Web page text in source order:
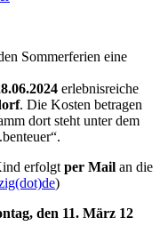
Sommerferien eine
erlebnisreiche
. Die Kosten betragen
dort steht unter dem
erfolgt per Mail an die
)
den 11. März 12